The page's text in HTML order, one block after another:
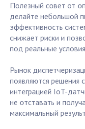
Полезный совет от
делайте небольшой
эффективность
снижает риски и
под реальные
Рынок
появляются решения
интеграцией IoT-
не отставать и
максимальный